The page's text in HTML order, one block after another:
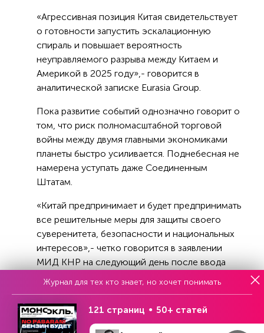
«Агрессивная позиция Китая свидетельствует
о готовности запустить эскалационную
спираль и повышает вероятность
неуправляемого разрыва между Китаем и
Америкой в 2025 году»,- говорится в
аналитической записке Eurasia Group.
Пока развитие событий однозначно говорит о
том, что риск полномасштабной торговой
войны между двумя главными экономиками
планеты быстро усиливается. Поднебесная не
намерена уступать даже Соединенным
Штатам.
«Китай предпринимает и будет предпринимать
все решительные меры для защиты своего
суверенитета, безопасности и национальных
интересов»,- четко говорится в заявлении
МИД КНР на следующий день после ввода
зеркальных тарифов на американские товары.
Это не первый обмен ударами между
Вашингтоном и Пекином в новой торговой
Журнал для тех кто знает, но хочет понимать
121 страниц 50+ статей